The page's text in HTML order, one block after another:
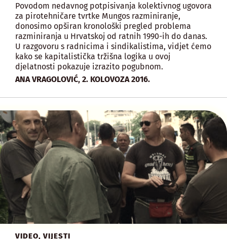
Povodom nedavnog potpisivanja kolektivnog ugovora
za pirotehničare tvrtke Mungos razminiranje,
donosimo opširan kronološki pregled problema
razminiranja u Hrvatskoj od ratnih 1990-ih do danas.
U razgovoru s radnicima i sindikalistima, vidjet ćemo
kako se kapitalistička tržišna logika u ovoj
djelatnosti pokazuje izrazito pogubnom.
ANA VRAGOLOVIĆ, 2. KOLOVOZA 2016.
VIDEO,VIJESTI